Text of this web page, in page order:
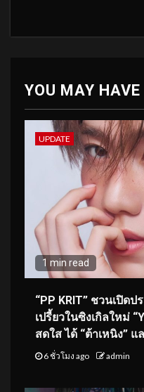
YOU MAY
UPDATE
1 min read
“PP KRIT” ชวนเปิด
เปรี้ยวในซิงเกิลใหม่
สดใส ได้ “ต้าเหนิง”
6 ชั่วโมง ago admin